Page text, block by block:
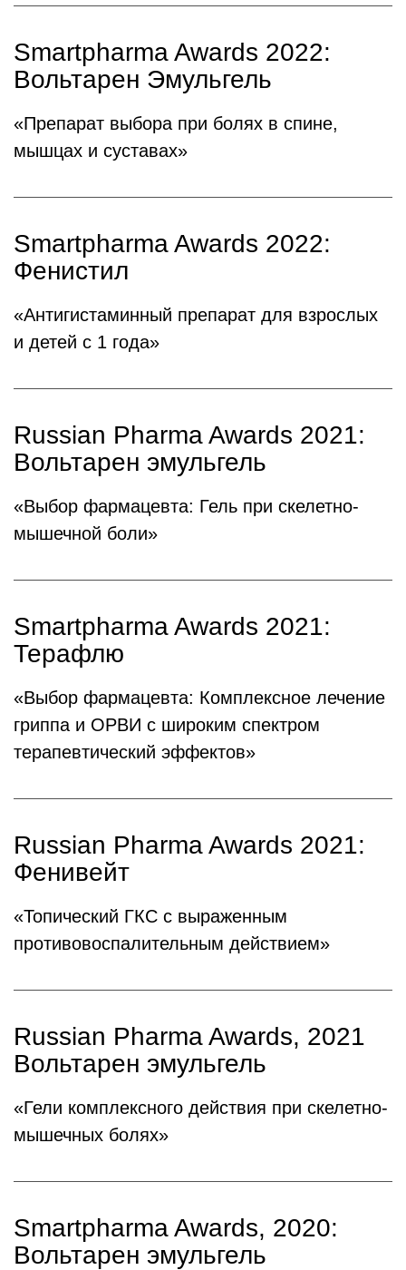
Smartpharma Awards 2022:
Вольтарен Эмульгель
«Препарат выбора при болях в спине,
мышцах и суставах»
Smartpharma Awards 2022:
Фенистил
«Антигистаминный препарат для взрослых
и детей с 1 года»
Russian Pharma Awards 2021:
Вольтарен эмульгель
«Выбор фармацевта: Гель при скелетно-
мышечной боли»
Smartpharma Awards 2021:
Терафлю
«Выбор фармацевта: Комплексное лечение
гриппа и ОРВИ с широким спектром
терапевтический эффектов»
Russian Pharma Awards 2021:
Фенивейт
«Топический ГКС с выраженным
противовоспалительным действием»
Russian Pharma Awards, 2021
Вольтарен эмульгель
«Гели комплексного действия при скелетно-
мышечных болях»
Smartpharma Awards, 2020:
Вольтарен эмульгель